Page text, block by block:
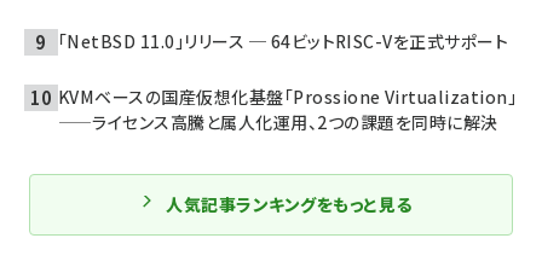
「NetBSD 11.0」リリース ─ 64ビットRISC-Vを正式サポート
KVMベースの国産仮想化基盤「Prossione Virtualization」
——ライセンス高騰と属人化運用、2つの課題を同時に解決
人気記事ランキングをもっと見る